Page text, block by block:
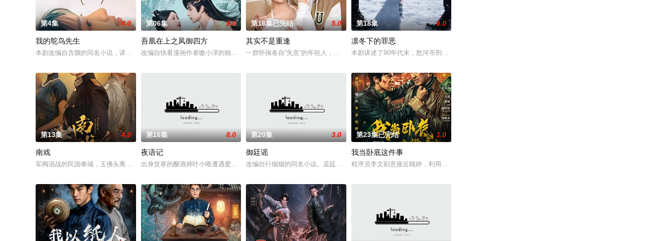
第4集 4.0
我的鸵鸟先生
本剧改编自含胭的同名小说，讲述了邻家女孩庞倩（苏晓彤 饰）与童年时因一场意外落下身体残缺的
第06集 9.0
吾凰在上之凤御四方
改编自快看漫画作者嗷小泽的独家连载漫画《吾凰在上》。现代少女奚圆（姜贞羽 饰）因意外踏入玄
第16集已完结 5.0
其实不是重逢
一群怀揣各自“失意”的年轻人，在沿海小城南安相遇相知，他们决心各展所长创办旅行社。他们以当
第18集 8.0
凛冬下的罪恶
本剧讲述了90年代末，怒河市刑侦支队在无普及监控、无DNA鉴定技术的支持下，通过摸排、勘查
第13集 4.0
南戏
军阀混战的民国奉城，玉佛头离奇失窃，戏班主横尸戏台，将冷血少帅许又安与昆曲名伶荣筱楠推向不
第16集 8.0
夜语记
出身贫寒的酿酒师叶小唯遭遇爱人程桉、恩师林晚媚的双重背叛。她从恨意中涅槃重生，借私生女桑落
第20集 3.0
御廷谣
改编自行烟烟的同名小说。孟廷辉，大平王朝有史以来个以女子进士科三元及第入翰林院的奇女子。十
第23集已完结 1.0
我当卧底这件事
程序员李文刻意接近顾婷，利用顾炎女儿奴的属性，请求老炮儿顾炎带自己用程序员身份卧底电诈集团